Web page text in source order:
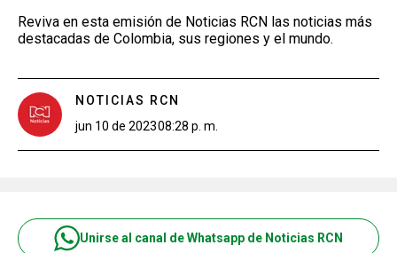
Reviva en esta emisión de Noticias RCN las noticias más
destacadas de Colombia, sus regiones y el mundo.
NOTICIAS RCN
jun 10 de 202308:28 p. m.
Unirse al canal de Whatsapp de Noticias RCN